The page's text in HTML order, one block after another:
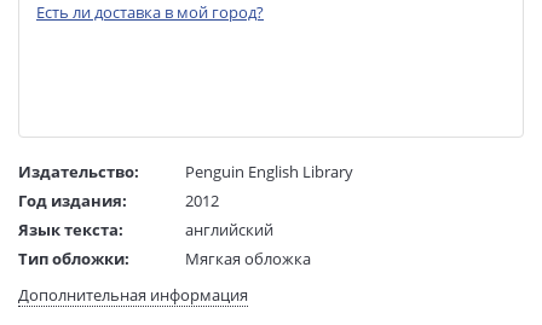
Есть ли доставка в мой город?
Издательство:
Penguin English Library
Год издания:
2012
Язык текста:
английский
Тип обложки:
Мягкая обложка
Размеры в мм
(ДхШхВ):
200x130x40
Дополнительная информация